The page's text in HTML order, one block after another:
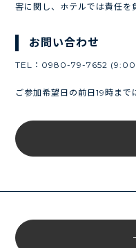
害に関し、ホテルでは責任を
お問い合わせ
TEL：0980-79-7652
ご参加希望日の前日19時まで